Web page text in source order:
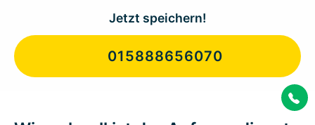
Jetzt speichern!
015888656070